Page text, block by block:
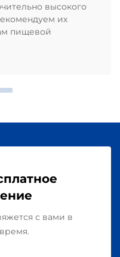
высокого
их
пищевой
с вами в